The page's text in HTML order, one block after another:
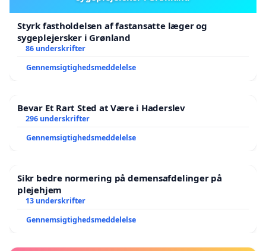
Styrk fastholdelsen af fastansatte læger og
sygeplejersker i Grønland
86 underskrifter
Gennemsigtighedsmeddelelse
Bevar Et Rart Sted at Være i Haderslev
296 underskrifter
Gennemsigtighedsmeddelelse
Sikr bedre normering på demensafdelinger på
plejehjem
13 underskrifter
Gennemsigtighedsmeddelelse